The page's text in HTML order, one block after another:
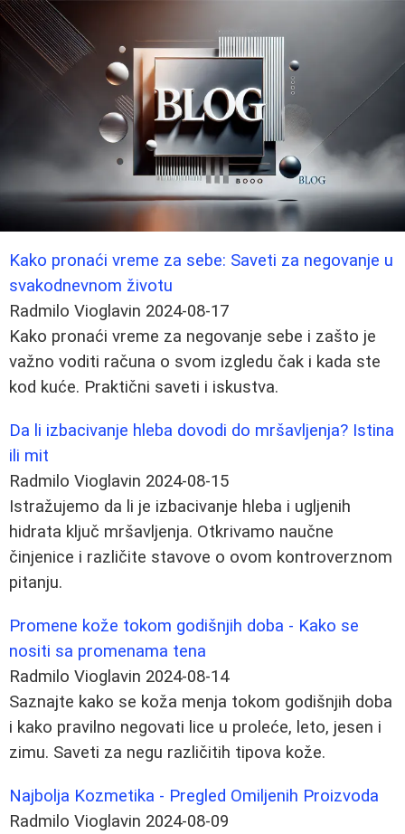
Kako pronaći vreme za sebe: Saveti za negovanje u
svakodnevnom životu
Radmilo Vioglavin 2024-08-17
Kako pronaći vreme za negovanje sebe i zašto je
važno voditi računa o svom izgledu čak i kada ste
kod kuće. Praktični saveti i iskustva.
Da li izbacivanje hleba dovodi do mršavljenja? Istina
ili mit
Radmilo Vioglavin 2024-08-15
Istražujemo da li je izbacivanje hleba i ugljenih
hidrata ključ mršavljenja. Otkrivamo naučne
činjenice i različite stavove o ovom kontroverznom
pitanju.
Promene kože tokom godišnjih doba - Kako se
nositi sa promenama tena
Radmilo Vioglavin 2024-08-14
Saznajte kako se koža menja tokom godišnjih doba
i kako pravilno negovati lice u proleće, leto, jesen i
zimu. Saveti za negu različitih tipova kože.
Najbolja Kozmetika - Pregled Omiljenih Proizvoda
Radmilo Vioglavin 2024-08-09